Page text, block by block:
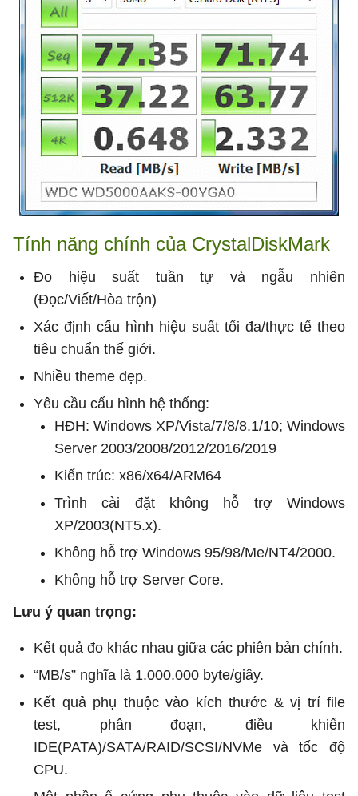
Tính năng chính của CrystalDiskMark
Đo hiệu suất tuần tự và ngẫu nhiên
(Đọc/Viết/Hòa trộn)
Xác định cấu hình hiệu suất tối đa/thực tế theo
tiêu chuẩn thế giới.
Nhiều theme đẹp.
Yêu cầu cấu hình hệ thống:
HĐH: Windows XP/Vista/7/8/8.1/10; Windows
Server 2003/2008/2012/2016/2019
Kiến trúc: x86/x64/ARM64
Trình cài đặt không hỗ trợ Windows
XP/2003(NT5.x).
Không hỗ trợ Windows 95/98/Me/NT4/2000.
Không hỗ trợ Server Core.
Lưu ý quan trọng:
Kết quả đo khác nhau giữa các phiên bản chính.
“MB/s” nghĩa là 1.000.000 byte/giây.
Kết quả phụ thuộc vào kích thước & vị trí file
test, phân đoạn, điều khiển
IDE(PATA)/SATA/RAID/SCSI/NVMe và tốc độ
CPU.